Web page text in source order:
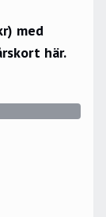
med
här.